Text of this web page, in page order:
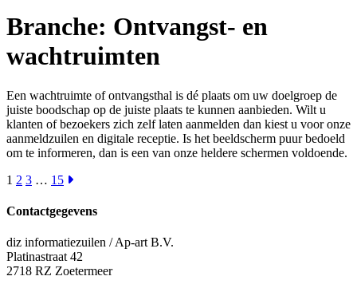
Branche: Ontvangst- en
wachtruimten
Een wachtruimte of ontvangsthal is dé plaats om uw doelgroep de
juiste boodschap op de juiste plaats te kunnen aanbieden. Wilt u
klanten of bezoekers zich zelf laten aanmelden dan kiest u voor onze
aanmeldzuilen en digitale receptie. Is het beeldscherm puur bedoeld
om te informeren, dan is een van onze heldere schermen voldoende.
1 2 3 … 15
Contactgegevens
diz informatiezuilen / Ap-art B.V.
Platinastraat 42
2718 RZ Zoetermeer